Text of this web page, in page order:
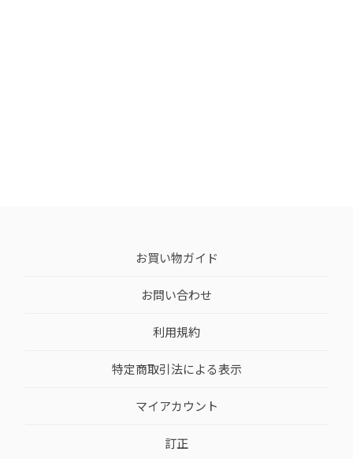
お買い物ガイド
お問い合わせ
利用規約
特定商取引法による表示
マイアカウント
訂正